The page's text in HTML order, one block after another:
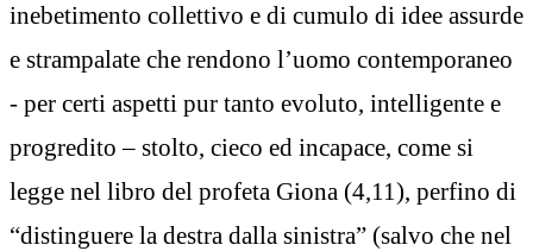
inebetimento collettivo e di cumulo di idee assurde
e strampalate che rendono l’uomo contemporaneo
- per certi aspetti pur tanto evoluto, intelligente e
progredito – stolto, cieco ed incapace, come si
legge nel libro del profeta Giona (4,11), perfino di
“distinguere la destra dalla sinistra” (salvo che nel